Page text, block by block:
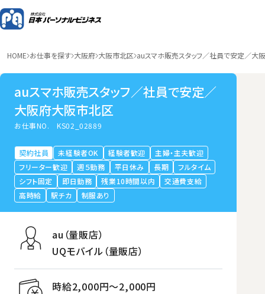
HOME お仕事を探す 大阪府 大阪市北区 auスマホ販売スタッフ／社員で安定／大
auスマホ販売スタッフ／社員で安定／
大阪府大阪市北区
お仕事NO.KS02_02889
契約社員 未経験者OK 経験者歓迎
主婦・主夫歓迎
フリーター歓迎
週５勤務 平日休み 長期
フルタイム
シフト固定
即日勤務 残業10時間以内
交通費支給
高時給
駅チカ 制服あり
au（量販店）
UQモバイル（量販店）
時給2,000円〜2,000円